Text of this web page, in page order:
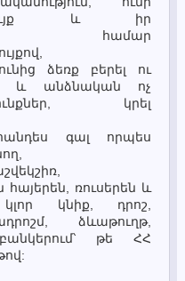
գույք և իր
համար
ձեռք բերել ու
և անձնական ոչ
կրել
գալ որպես
ռուսերեն և
կլոր կնիք, դրոշ,
ձևաթուղթ,
թե ՀՀ